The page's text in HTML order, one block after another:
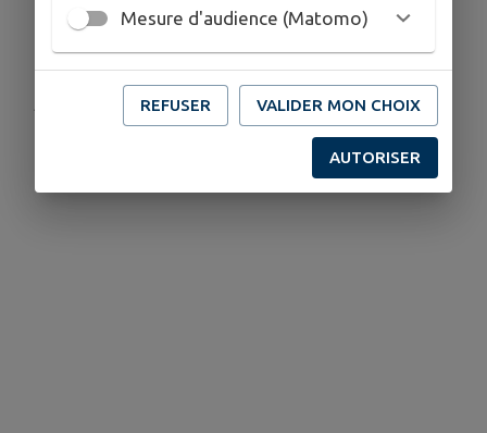
Publié par Mairie
Mesure d'audience (Matomo)
REFUSER VALIDER MON CHOIX
AUTORISER